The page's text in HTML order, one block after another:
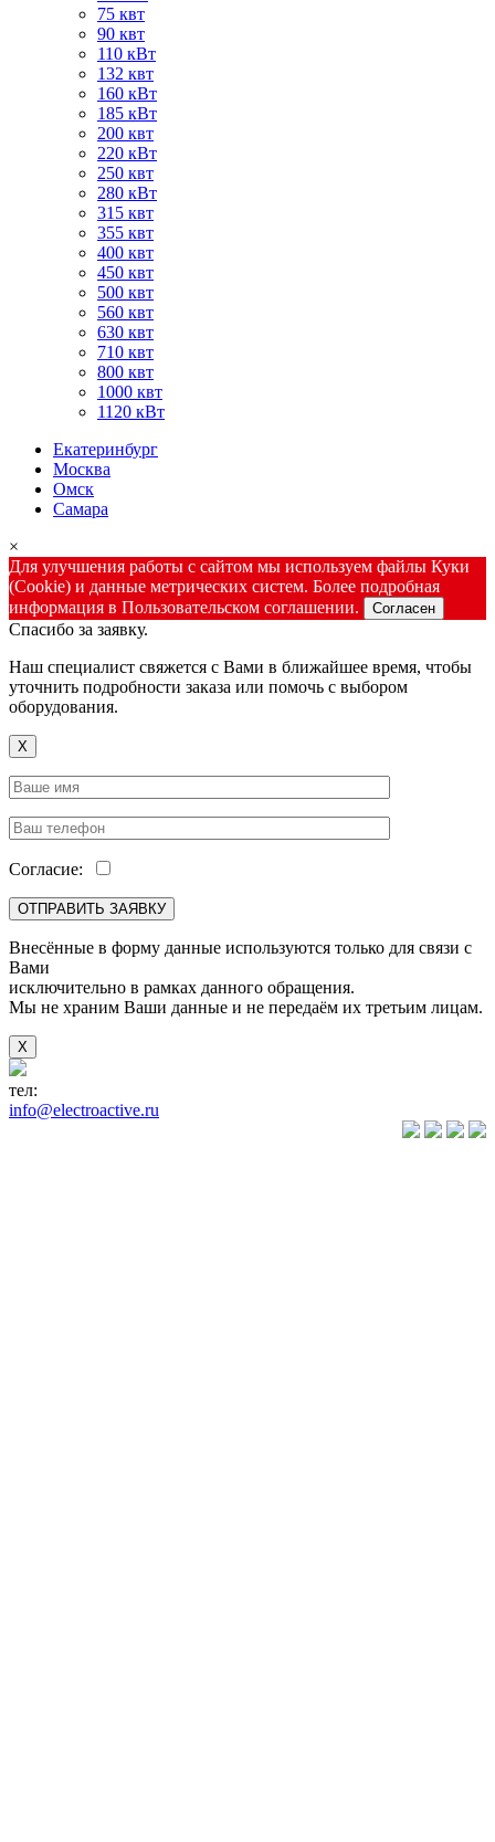
75 квт
90 квт
110 кВт
132 квт
160 кВт
185 кВт
200 квт
220 кВт
250 квт
280 кВт
315 квт
355 квт
400 квт
450 квт
500 квт
560 квт
630 квт
710 квт
800 квт
1000 квт
1120 кВт
Екатеринбург
Москва
Омск
Самара
×
Для улучшения работы с сайтом мы используем файлы Куки
(Cookie) и данные метрических систем. Более подробная
информация в Пользовательском соглашении.
Согласен
Спасибо за заявку.
Наш специалист свяжется с Вами в ближайшее время, чтобы
уточнить подробности заказа или помочь с выбором
оборудования.
X
Согласие:
Внесённые в форму данные используются только для связи с
Вами
исключительно в рамках данного обращения.
Мы не храним Ваши данные и не передаём их третьим лицам.
X
тел:
info@electroactive.ru